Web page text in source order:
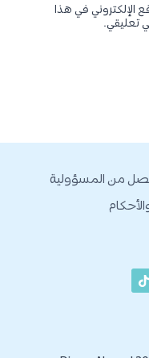
الإلكتروني في هذا
تعليقي.
من المسؤولية